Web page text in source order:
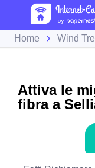
Home Wind Tre